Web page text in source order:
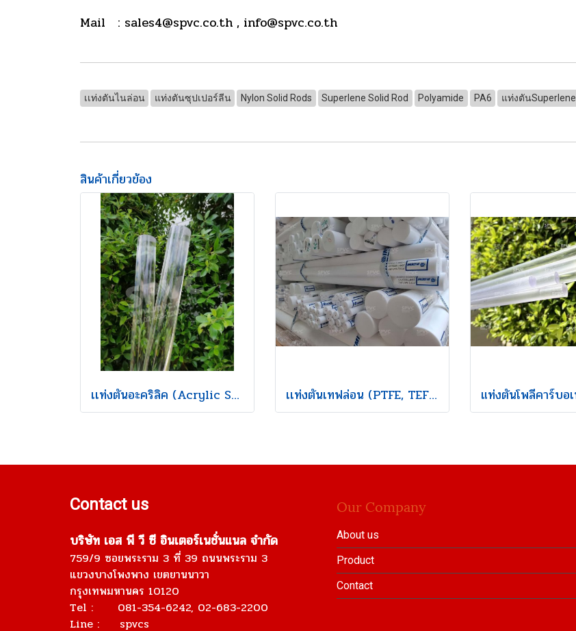
Mail : sales4@spvc.co.th , info@spvc.co.th
เเท่งตันไนล่อน แท่งตันซุปเปอร์ลีน Nylon Solid Rods Superlene Solid Rod Polyamide PA6 แท่งตันSuperlene
สินค้าเกี่ยวข้อง
เเท่งตันอะคริลิค (Acrylic Solid Rod) เเท่งตันเทฟล่อน (PTFE, TEFLON Solid Rod)
Contact us
บริษัท เอส พี วี ซี อินเตอร์เนชั่นแนล จำกัด
759/9 ซอยพระราม 3 ที่ 39 ถนนพระราม 3
แขวงบางโพงพาง เขตยานนาวา
กรุงเทพมหานคร 10120
Tel : 081-354-6242, 02-683-2200
Line : spvcs
Our Company
About us
Product
Contact